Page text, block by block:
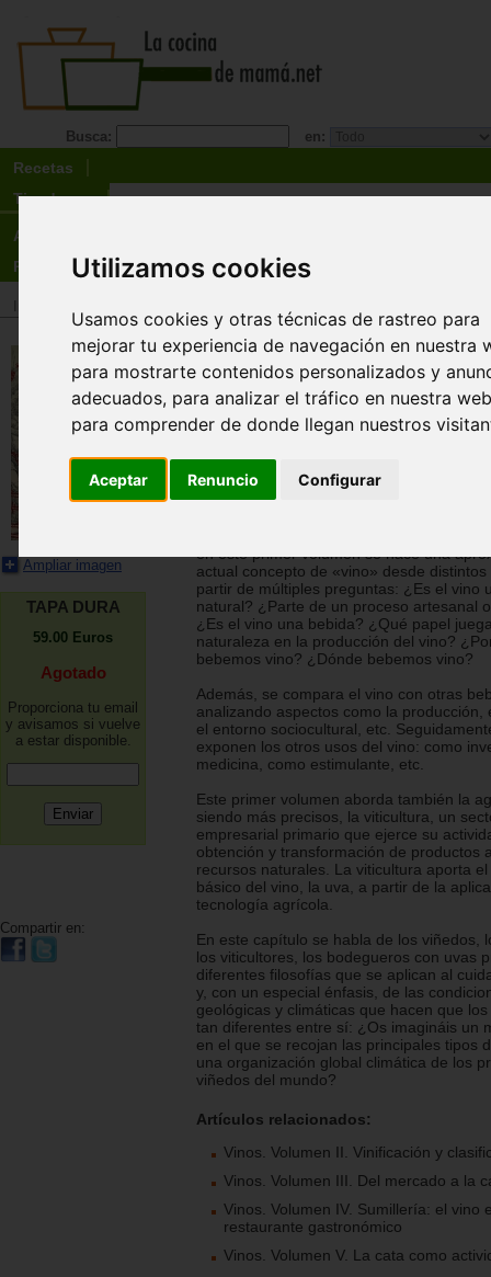
Utilizamos cookies
Usamos cookies y otras técnicas de rastreo para
mejorar tu experiencia de navegación en nuestra
para mostrarte contenidos personalizados y
adecuados, para analizar el tráfico en nuestra
para comprender de donde llegan nuestros
Aceptar Renuncio Configurar
Busca: en:
Recetas
Tienda
Actualidad
Registro
Ampliar imagen
TAPA DURA
59.00 Euros
Agotado
Proporciona tu email
y avisamos si vuelve
a estar disponible.
Compartir en:
Vinos. Volumen I.
y viticultura
Bullipedia
encuentra el Sapiens del vino que es,
su mayor ambición: la contextualización
en este primer volumen se hace una
actual concepto de «vino» desde
partir de múltiples preguntas: ¿Es el vino
natural? ¿Parte de un proceso artesanal
¿Es el vino una bebida? ¿Qué papel
naturaleza en la producción del vino?
bebemos vino? ¿Dónde bebemos vino?
Además, se compara el vino con otras
analizando aspectos como la producción,
el entorno sociocultural, etc.
exponen los otros usos del vino: como
medicina, como estimulante, etc.
Este primer volumen aborda también la
siendo más precisos, la viticultura, un
empresarial primario que ejerce su
obtención y transformación de productos
recursos naturales. La viticultura aporta
básico del vino, la uva, a partir de la
tecnología agrícola.
En este capítulo se habla de los viñedos,
los viticultores, los bodegueros con uvas
diferentes filosofías que se aplican al
y, con un especial énfasis, de las
geológicas y climáticas que hacen que
tan diferentes entre sí: ¿Os imagináis un
en el que se recojan las principales tipos
una organización global climática de los
viñedos del mundo?
Artículos relacionados:
Vinos. Volumen II. Vinificación y
Vinos. Volumen III. Del mercado a la
Vinos. Volumen IV. Sumillería: el vino
restaurante gastronómico
Vinos. Volumen V. La cata como